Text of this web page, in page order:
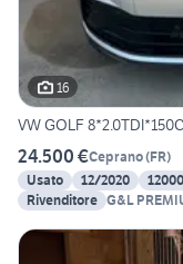
16
VW GOLF
24.500 €Ceprano(FR)
Usato
12/2020
Rivenditore G&L